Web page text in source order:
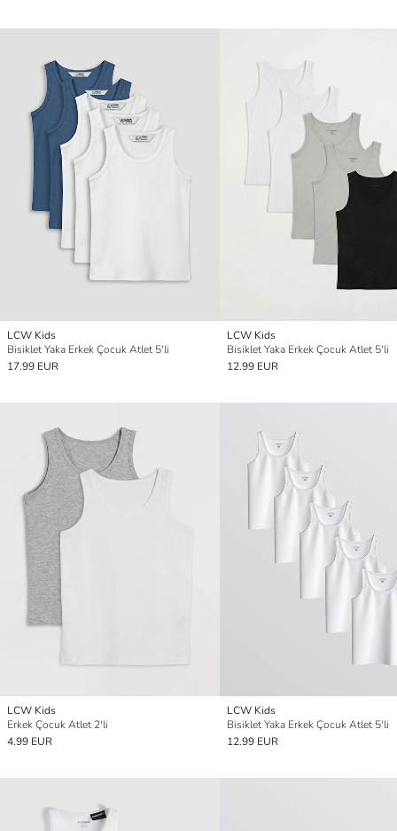
LCW Kids
Bisiklet Yaka Erkek Çocuk Atlet 5'li
17.99 EUR
LCW Kids
Bisiklet Yaka Erkek Çocuk Atlet 5'li
12.99 EUR
LCW Kids
Erkek Çocuk Atlet 2'li
4.99 EUR
LCW Kids
Bisiklet Yaka Erkek Çocuk Atlet 5'li
12.99 EUR